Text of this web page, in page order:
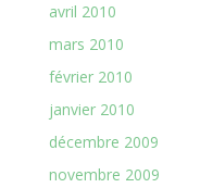
avril 2010
mars 2010
février 2010
janvier 2010
décembre 2009
novembre 2009